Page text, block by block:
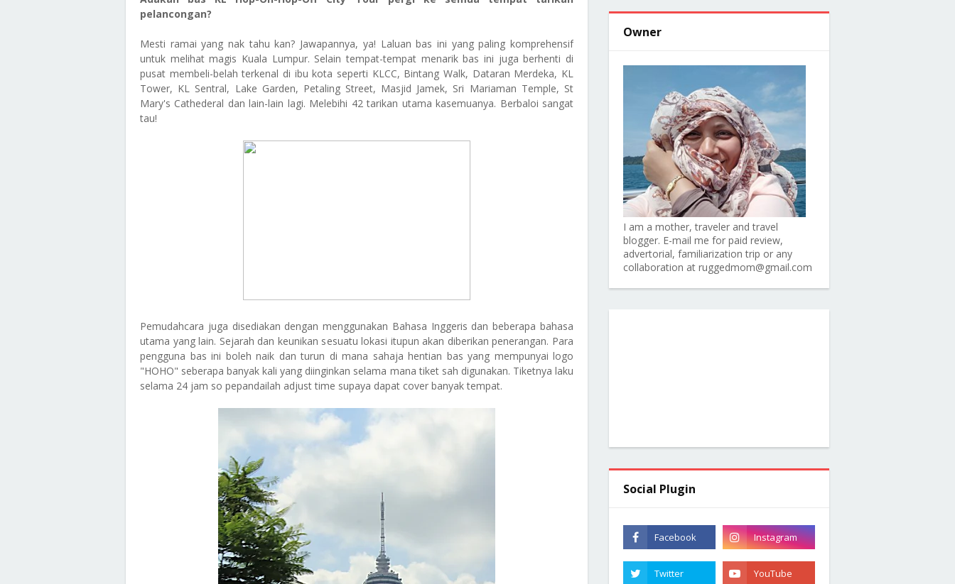
pelancongan?
Mesti ramai yang nak tahu kan? Jawapannya, ya! Laluan bas ini yang paling komprehensif
untuk melihat magis Kuala Lumpur. Selain tempat-tempat menarik bas ini juga berhenti di
pusat membeli-belah terkenal di ibu kota seperti KLCC, Bintang Walk, Dataran Merdeka, KL
Tower, KL Sentral, Lake Garden, Petaling Street, Masjid Jamek, Sri Mariaman Temple, St
Mary's Cathederal dan lain-lain lagi. Melebihi 42 tarikan utama kasemuanya. Berbaloi sangat
tau!
Pemudahcara juga disediakan dengan menggunakan Bahasa Inggeris dan beberapa bahasa
utama yang lain. Sejarah dan keunikan sesuatu lokasi itupun akan diberikan penerangan. Para
pengguna bas ini boleh naik dan turun di mana sahaja hentian bas yang mempunyai logo
"HOHO" seberapa banyak kali yang diinginkan selama mana tiket sah digunakan. Tiketnya laku
selama 24 jam so pepandailah adjust time supaya dapat cover banyak tempat.
Owner
I am a mother, traveler and travel
blogger. E-mail me for paid review,
advertorial, familiarization trip or any
collaboration at ruggedmom@gmail.com
Social Plugin